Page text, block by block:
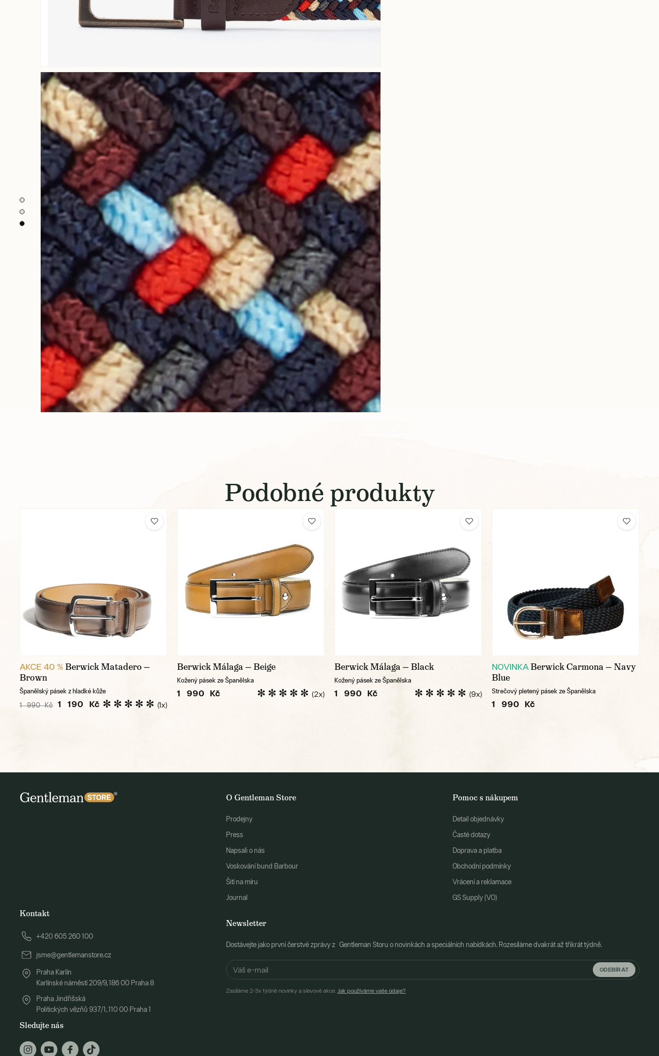
Podobné produkty
AKCE 40 %Berwick Matadero —
Brown
Španělský pásek z hladké kůže
1 990 Kč 1 190 Kč (1x)
Berwick Málaga — Beige
Kožený pásek ze Španělska
1 990 Kč (2x)
Berwick Málaga — Black
Kožený pásek ze Španělska
1 990 Kč (9x)
NOVINKABerwick Carmona — Navy
Blue
Strečový pletený pásek ze Španělska
1 990 Kč
O Gentleman Store
Prodejny
Press
Napsali o nás
Voskování bund Barbour
Šití na míru
Journal
Pomoc s nákupem
Detail objednávky
Časté dotazy
Doprava a platba
Obchodní podmínky
Vrácení a reklamace
GS Supply (VO)
Newsletter
Dostávejte jako první čerstvé zprávy z Gentleman Storu o novinkách a speciálních nabídkách. Rozesíláme dvakrát až třikrát týdně.
ODEBÍRAT
Zasíláme 2-3x týdně novinky a slevové akce.Jak používáme vaše údaje?
Kontakt
+420 605 260 100
jsme@gentlemanstore.cz
Praha Karlín
Karlínské náměstí 209/9, 186 00 Praha 8
Praha Jindřišská
Politických vězňů 937/1, 110 00 Praha 1
Sledujte nás